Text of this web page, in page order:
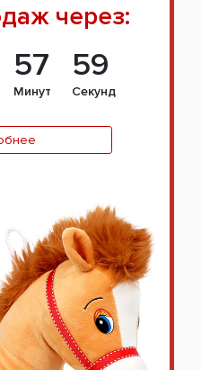
через:
57
Минут
58
Секунд